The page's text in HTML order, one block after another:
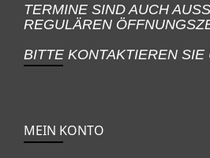
TERMINE SIND AUCH
REGULÄREN
BITTE KONTAKTIEREN SIE
MEIN KONTO